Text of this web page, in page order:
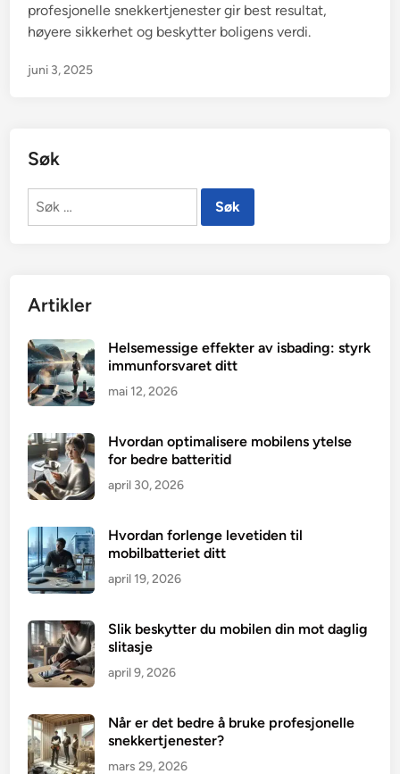
profesjonelle snekkertjenester gir best resultat,
høyere sikkerhet og beskytter boligens verdi.
juni 3, 2025
Søk
Søk
Artikler
Helsemessige effekter av isbading: styrk
immunforsvaret ditt
mai 12, 2026
Hvordan optimalisere mobilens ytelse
for bedre batteritid
april 30, 2026
Hvordan forlenge levetiden til
mobilbatteriet ditt
april 19, 2026
Slik beskytter du mobilen din mot daglig
slitasje
april 9, 2026
Når er det bedre å bruke profesjonelle
snekkertjenester?
mars 29, 2026